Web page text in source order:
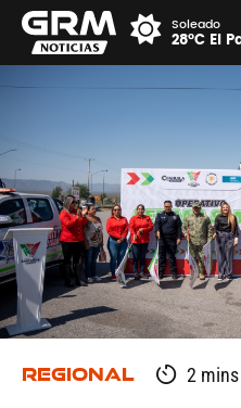
Soleado
28°C El
REGIONAL 2